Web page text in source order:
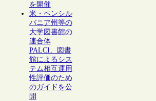
を開催
米・ペンシル
バニア州等の
大学図書館の
連合体
PALCI、図書
館によるシス
テム相互運用
性評価のため
のガイドを公
開